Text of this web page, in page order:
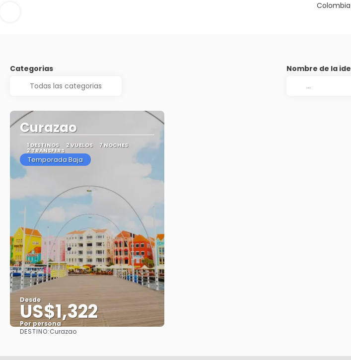
Colombia
Categorias Nombre de la
Curazao
1 DESTINOS 2 VUELOS 7 NOCHES
2 TRANSFERS
Temporada Baja
Desde
US$1,322
Por persona
DESTINO:Curazao